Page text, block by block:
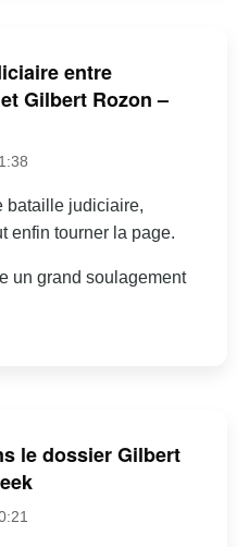
entre
Gilbert Rozon –
bataille judiciaire,
enfin tourner la page.
un grand soulagement
le dossier Gilbert